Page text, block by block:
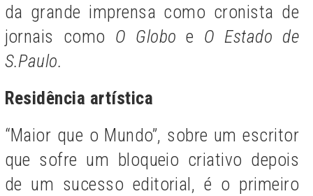
da grande imprensa como cronista de
jornais como O Globo e O Estado de
S.Paulo.
Residência artística
“Maior que o Mundo”, sobre um escritor
que sofre um bloqueio criativo depois
de um sucesso editorial, é o primeiro